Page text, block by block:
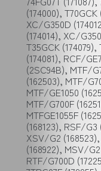
(174000),
XC/G350D
(174014), XC/
T35GCK
(174081), RCF/
(2SC94B), MTF/
(162503), MTF/
MTF/GE1050
MTF/G700F
MTFGE1055F
(168123), RSF/
XSV/G2
(168922), MSV/
RTF/G700D